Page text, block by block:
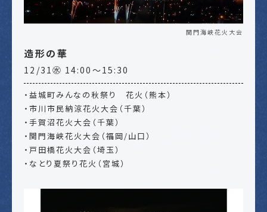
関門海峡花火大会
造形の華
12/31㊌ 14:00～15:30
・益城町みんなの秋祭り 花火（熊本）
・市川市民納涼花火大会（千葉）
・手賀沼花火大会（千葉）
・関門海峡花火大会（福岡/山口）
・戸田橋花火大会（埼玉）
・なとり夏祭り花火（宮城）